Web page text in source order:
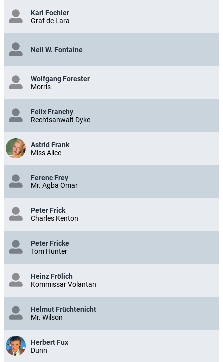
Karl Fochler
Graf de Lara
Neil W. Fontaine
Wolfgang Forester
Morris
Felix Franchy
Rechtsanwalt Dyke
Astrid Frank
Miss Alice
Ferenc Frey
Mr. Agba Omar
Peter Frick
Charles Kenton
Peter Fricke
Tom Hunter
Heinz Frölich
Kommissar Volantan
Helmut Früchtenicht
Mr. Wilson
Herbert Fux
Dunn